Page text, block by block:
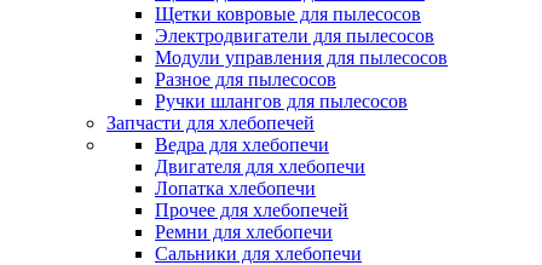
Щетки ковровые для пылесосов
Электродвигатели для пылесосов
Модули управления для пылесосов
Разное для пылесосов
Ручки шлангов для пылесосов
Запчасти для хлебопечей
Ведра для хлебопечи
Двигателя для хлебопечи
Лопатка хлебопечи
Прочее для хлебопечей
Ремни для хлебопечи
Сальники для хлебопечи